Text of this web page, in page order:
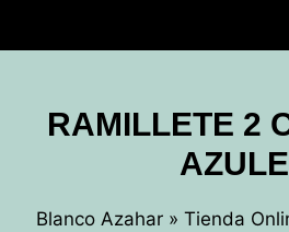
RAMILLETE 2
Blanco Azahar » Tienda